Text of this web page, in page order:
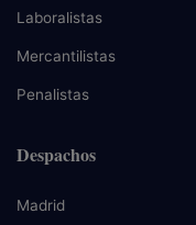
Laboralistas
Mercantilistas
Penalistas
Despachos
Madrid